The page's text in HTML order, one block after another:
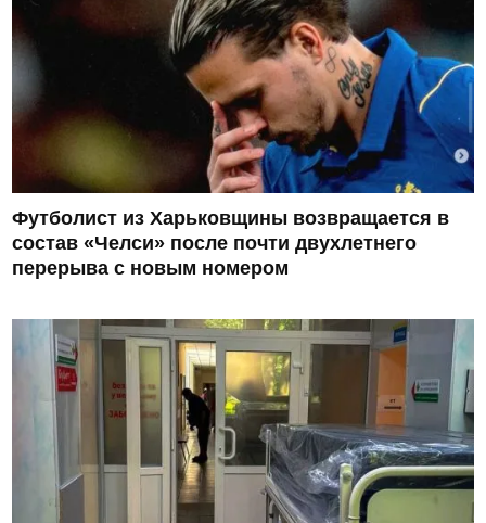
Футболист из Харьковщины возвращается в
состав «Челси» после почти двухлетнего
перерыва с новым номером